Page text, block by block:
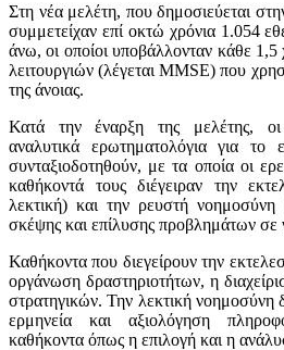
Στη νέα μελέτη, που δημοσιεύεται
συμμετείχαν επί οκτώ χρόνια 1.054
άνω, οι οποίοι υποβάλλονταν κάθε
λειτουργιών (λέγεται MMSE) που
της άνοιας.
Κατά την έναρξη της μελέτης,
αναλυτικά ερωτηματολόγια για το
συνταξιοδοτηθούν, με τα οποία οι
καθήκοντά τους διέγειραν την
λεκτική) και την ρευστή νοημοσύνη
σκέψης και επίλυσης προβλημάτων σε
Καθήκοντα που διεγείρουν την
οργάνωση δραστηριοτήτων, η
στρατηγικών. Την λεκτική νοημοσύνη
ερμηνεία και αξιολόγηση
καθήκοντα όπως η επιλογή και η